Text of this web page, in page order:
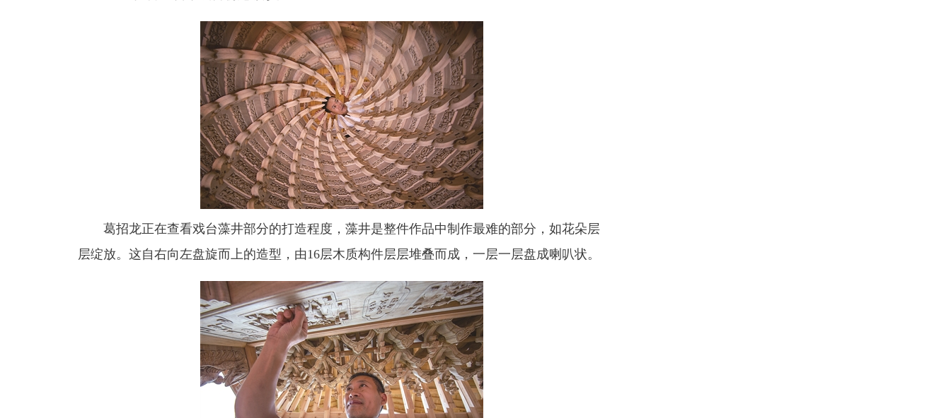
葛招龙正在查看戏台藻井部分的打造程度，藻井是整件作品中制作最难的部分，如花朵层
层绽放。这自右向左盘旋而上的造型，由16层木质构件层层堆叠而成，一层一层盘成喇叭状。